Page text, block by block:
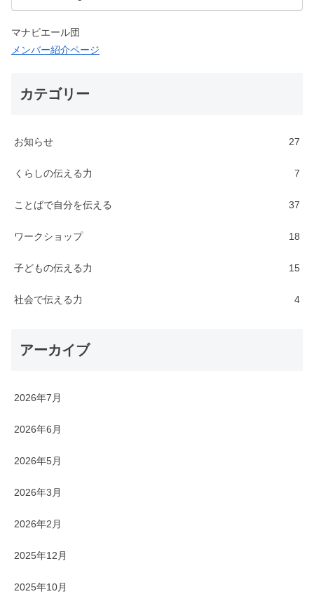
分を伝える力｜ランゲー…
マナビエール団
メンバー紹介ページ
カテゴリー
お知らせ 27
くらしの伝える力 7
ことばで自分を伝える 37
ワークショップ 18
子どもの伝える力 15
社会で伝える力 4
アーカイブ
2026年7月
2026年6月
2026年5月
2026年3月
2026年2月
2025年12月
2025年10月